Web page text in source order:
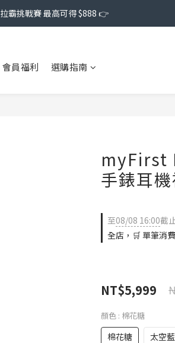
拉霸挑戰賽 最高可得 $888 👉
會員福利 選購指南
myFirst
手錶耳
至08/08 16:00截
全店，🛒 單筆消
NT$5,999
顏色 : 棉花糖
棉花糖 太空藍